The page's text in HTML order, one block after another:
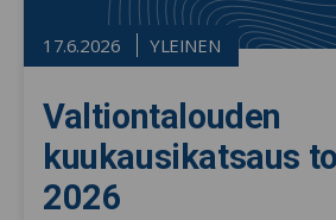
17.6.2026 YLEINEN
Valtiontalouden
kuukausikatsaus
2026